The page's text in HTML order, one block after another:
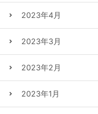
2023年4月
2023年3月
2023年2月
2023年1月